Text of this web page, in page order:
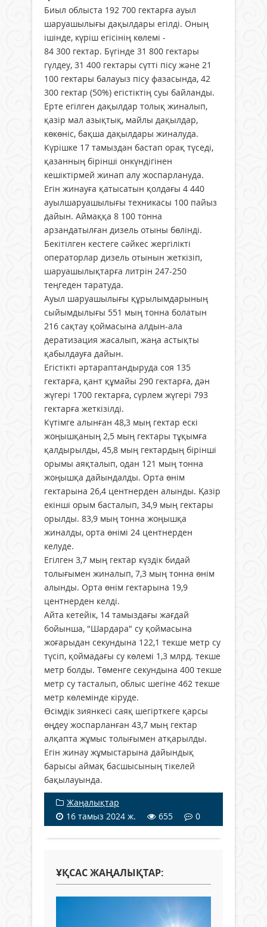
Биыл облыста 192 700 гектарға ауыл
шаруашылығы дақылдары егілді. Оның
ішінде, күріш егісінің көлемі -
84 300 гектар. Бүгінде 31 800 гектары
гүлдеу, 31 400 гектары сүтті пісу және 21
100 гектары балауыз пісу фазасында, 42
300 гектар (50%) егістіктің суы байланды.
Ерте егілген дақылдар толық жиналып,
қазір мал азықтық, майлы дақылдар,
көкөніс, бақша дақылдары жиналуда.
Күрішке 17 тамыздан бастап орақ түседі,
қазанның бірінші онкүндігінен
кешіктірмей жинап алу жоспарлануда.
Егін жинауға қатысатын қолдағы 4 440
ауылшаруашылығы техникасы 100 пайыз
дайын. Аймаққа 8 100 тонна
арзандатылған дизель отыны бөлінді.
Бекітілген кестеге сәйкес жергілікті
операторлар дизель отынын жеткізіп,
шаруашылықтарға литрін 247-250
теңгеден таратуда.
Ауыл шаруашылығы құрылымдарының
сыйымдылығы 551 мың тонна болатын
216 сақтау қоймасына алдын-ала
дератизация жасалып, жаңа астықты
қабылдауға дайын.
Егістікті әртараптандыруда соя 135
гектарға, қант құмайы 290 гектарға, дән
жүгері 1700 гектарға, сүрлем жүгері 793
гектарға жеткізілді.
Күтімге алынған 48,3 мың гектар ескі
жоңышқаның 2,5 мың гектары тұқымға
қалдырылды, 45,8 мың гектардың бірінші
орымы аяқталып, одан 121 мың тонна
жоңышқа дайындалды. Орта өнім
гектарына 26,4 центнерден алынды. Қазір
екінші орым басталып, 34,9 мың гектары
орылды. 83,9 мың тонна жоңышқа
жиналды, орта өнімі 24 центнерден
келуде.
Егілген 3,7 мың гектар күздік бидай
толығымен жиналып, 7,3 мың тонна өнім
алынды. Орта өнім гектарына 19,9
центнерден келді.
Айта кетейік, 14 тамыздағы жағдай
бойынша, "Шардара" су қоймасына
жоғарыдан секундына 122,1 текше метр су
түсіп, қоймадағы су көлемі 1,3 млрд. текше
метр болды. Төменге секундына 400 текше
метр су тасталып, облыс шегіне 462 текше
метр көлемінде кіруде.
Өсімдік зиянкесі саяқ шегірткеге қарсы
өңдеу жоспарланған 43,7 мың гектар
алқапта жұмыс толығымен атқарылды.
Егін жинау жұмыстарына дайындық
барысы аймақ басшысының тікелей
бақылауында.
Жаңалықтар
16 тамыз 2024 ж.
655 0
ҰҚСАС ЖАҢАЛЫҚТАР: